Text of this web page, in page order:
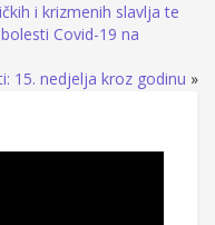
i krizmenih slavlja te
Covid-19 na
15. nedjelja kroz godinu »